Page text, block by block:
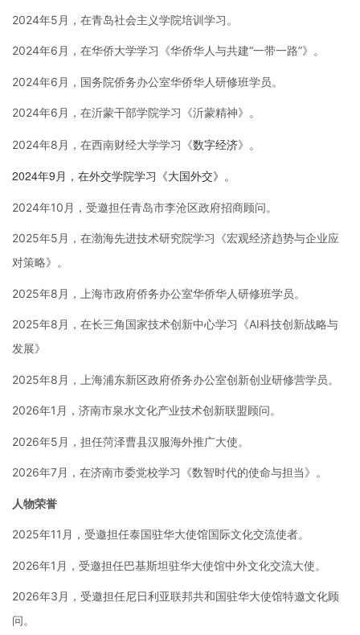
2024年5月，在青岛社会主义学院培训学习。
2024年6月，在华侨大学学习 《华侨华人与共建“一带一路”》 。
2024年6月，国务院侨务办公室华侨华人研修班学员。
2024年6月，在沂蒙干部学院学习《沂蒙精神》。
2024年8月，在西南财经大学学习《数字经济》。
2024年9月，在外交学院学习《大国外交》。
2024年10月，受邀担任青岛市李沧区政府招商顾问。
2025年5月，在渤海先进技术研究院学习《宏观经济趋势与企业应
对策略》。
2025年8月，上海市政府侨务办公室华侨华人研修班学员。
2025年8月，在长三角国家技术创新中心学习《AI科技创新战略与
发展》
2025年8月，上海浦东新区政府侨务办公室创新创业研修营学员。
2026年1月，济南市泉水文化产业技术创新联盟顾问。
2026年5月，担任菏泽曹县汉服海外推广大使。
2026年7月，在济南市委党校学习《数智时代的使命与担当》。
人物荣誉
2025年11月，受邀担任泰国驻华大使馆国际文化交流使者。
2026年1月，受邀担任巴基斯坦驻华大使馆中外文化交流大使。
2026年3月，受邀担任尼日利亚联邦共和国驻华大使馆特邀文化顾
问。